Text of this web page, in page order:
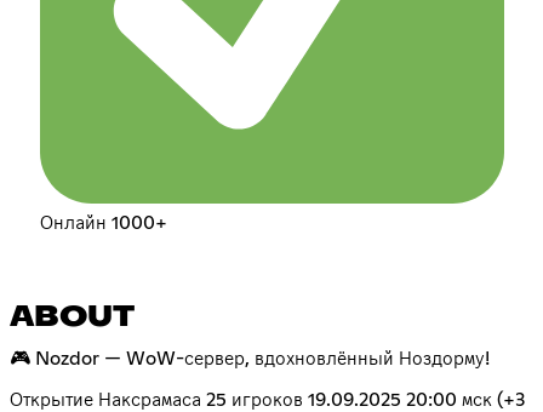
Онлайн 1000+
ABOUT
🎮 Nozdor — WoW-сервер, вдохновлённый Ноздорму!
Открытие Наксрамаса 25 игроков 19.09.2025 20:00 мск (+3